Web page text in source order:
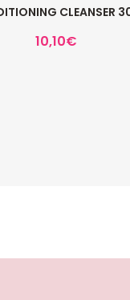
CLEANSER
10,10€